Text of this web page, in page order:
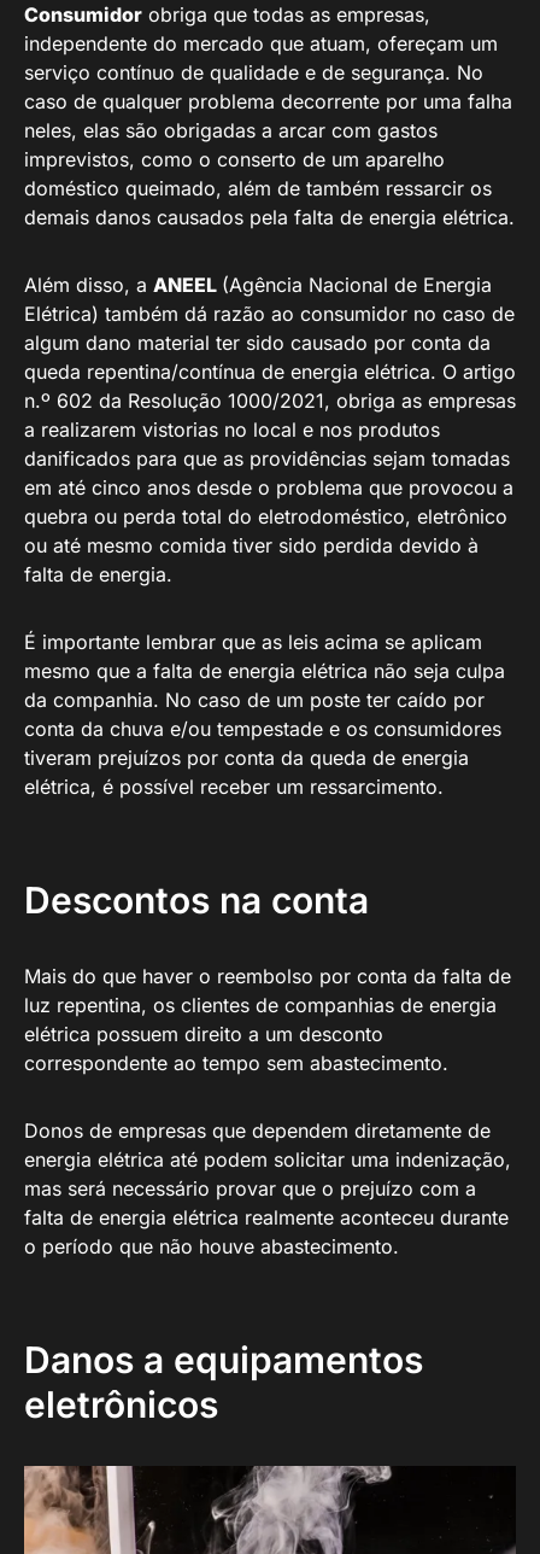
Consumidor obriga que todas as empresas,
independente do mercado que atuam, ofereçam um
serviço contínuo de qualidade e de segurança. No
caso de qualquer problema decorrente por uma falha
neles, elas são obrigadas a arcar com gastos
imprevistos, como o conserto de um aparelho
doméstico queimado, além de também ressarcir os
demais danos causados pela falta de energia elétrica.
Além disso, a ANEEL (Agência Nacional de Energia
Elétrica) também dá razão ao consumidor no caso de
algum dano material ter sido causado por conta da
queda repentina/contínua de energia elétrica. O artigo
n.º 602 da Resolução 1000/2021, obriga as empresas
a realizarem vistorias no local e nos produtos
danificados para que as providências sejam tomadas
em até cinco anos desde o problema que provocou a
quebra ou perda total do eletrodoméstico, eletrônico
ou até mesmo comida tiver sido perdida devido à
falta de energia.
É importante lembrar que as leis acima se aplicam
mesmo que a falta de energia elétrica não seja culpa
da companhia. No caso de um poste ter caído por
conta da chuva e/ou tempestade e os consumidores
tiveram prejuízos por conta da queda de energia
elétrica, é possível receber um ressarcimento.
Descontos na conta
Mais do que haver o reembolso por conta da falta de
luz repentina, os clientes de companhias de energia
elétrica possuem direito a um desconto
correspondente ao tempo sem abastecimento.
Donos de empresas que dependem diretamente de
energia elétrica até podem solicitar uma indenização,
mas será necessário provar que o prejuízo com a
falta de energia elétrica realmente aconteceu durante
o período que não houve abastecimento.
Danos a equipamentos
eletrônicos